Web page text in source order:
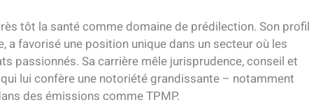
tôt la santé comme domaine de prédilection. Son profil
a favorisé une position unique dans un secteur où les
passionnés. Sa carrière mêle jurisprudence, conseil et
lui confère une notoriété grandissante – notamment
des émissions comme TPMP.